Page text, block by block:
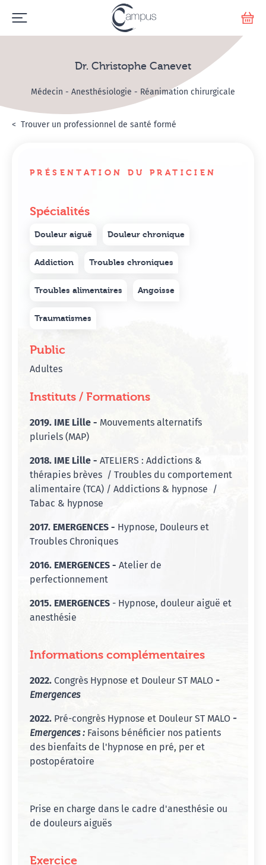
Dr. Christophe Canevet
Médecin - Anesthésiologie - Réanimation chirurgicale
Accueil
Annuaire Hypnosanté
Trouver un professionnel de santé formé
PRÉSENTATION DU PRATICIEN
Spécialités
Douleur aiguë Douleur chronique
Addiction Troubles chroniques
Troubles alimentaires Angoisse
Traumatismes
Public
Adultes
Instituts / Formations
2019. IME Lille - Mouvements alternatifs
pluriels (MAP)
2018. IME Lille - ATELIERS : Addictions &
thérapies brèves / Troubles du comportement
alimentaire (TCA) / Addictions & hypnose /
Tabac & hypnose
2017. EMERGENCES - Hypnose, Douleurs et
Troubles Chroniques
2016. EMERGENCES - Atelier de
perfectionnement
2015. EMERGENCES - Hypnose, douleur aiguë et
anesthésie
Informations complémentaires
2022. Congrès Hypnose et Douleur ST MALO -
Emergences
2022. Pré-congrès Hypnose et Douleur ST MALO -
Emergences : Faisons bénéficier nos patients
des bienfaits de l'hypnose en pré, per et
postopératoire
Prise en charge dans le cadre d'anesthésie ou
de douleurs aiguës
Exercice